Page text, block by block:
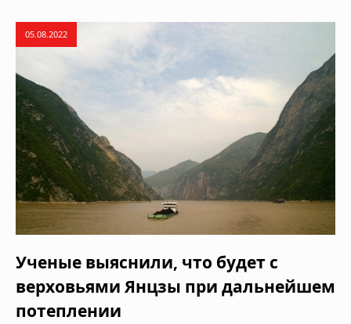
05.08.2022
Ученые выяснили, что будет с
верховьями Янцзы при дальнейшем
потеплении